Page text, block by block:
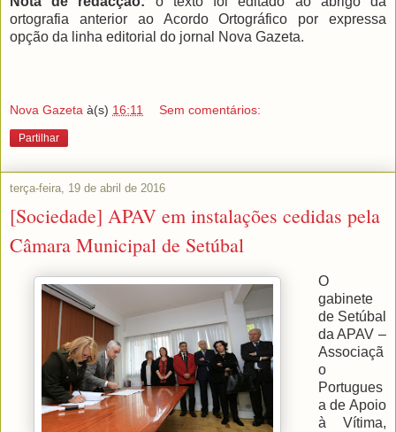
ortografia anterior ao Acordo Ortográfico por expressa
opção da linha editorial do jornal Nova Gazeta.
Nova Gazeta à(s) 16:11 Sem comentários:
Partilhar
terça-feira, 19 de abril de 2016
[Sociedade] APAV em instalações cedidas pela
Câmara Municipal de Setúbal
O
gabinete
de Setúbal
da APAV –
Associaçã
o
Portugues
a de Apoio
à Vítima,